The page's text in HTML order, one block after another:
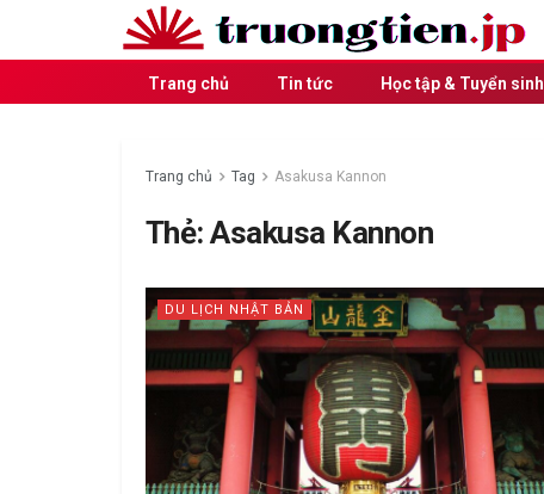
Trang chủ Tin tức Học tập & Tuyển sinh
Trang chủ Tag Asakusa Kannon
Thẻ:Asakusa Kannon
DU LỊCH NHẬT BẢN